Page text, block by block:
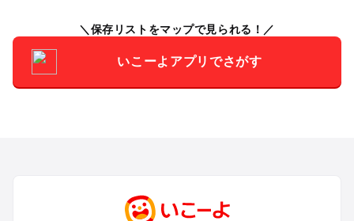
保存リストをマップで見られる！
いこーよアプリでさがす